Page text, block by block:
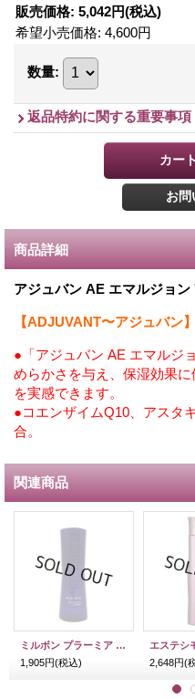
販売価格: 5,042円(税込)
希望小売価格: 4,600円
数量:
返品特約に関する重要事項
商品詳細
アジュバン AE エマルジョン
【ADJUVANT〜アジュバン】
●「アジュバン AE エマルジ
めらかさを与え、保湿効果
を実感できます。
●コエンザイムQ10、アスタ
合。
関連商品
ミルボン プラーミア モイスチュアリフター 100ml
1,905円(税込)
2,648円(